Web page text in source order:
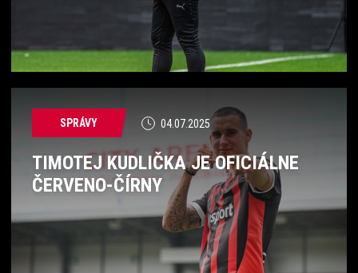
SPRÁVY 04.07.2025
TIMOTEJ KUDLIČKA JE OFICIÁLNE
ČERVENO-ČÍRNY